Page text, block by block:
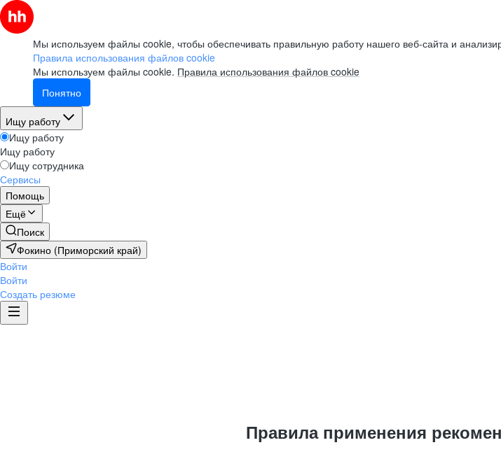
Мы используем файлы cookie, чтобы обеспечивать правильную работу нашего веб-сайта и
Правила использования файлов cookie
Мы используем файлы cookie. Правила использования файлов cookie
Понятно
Ищу работу
Ищу работу
Ищу работу
Ищу сотрудника
Сервисы
Помощь
Ещё
Поиск
Фокино (Приморский край)
Войти
Войти
Создать резюме
Правила применения